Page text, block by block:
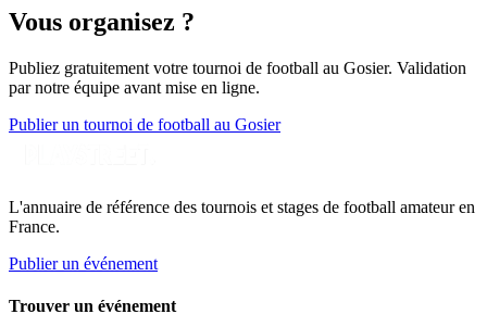
Vous organisez ?
Publiez gratuitement votre tournoi de football au Gosier. Validation
par notre équipe avant mise en ligne.
Publier un tournoi de football au Gosier
L'annuaire de référence des tournois et stages de football amateur en
France.
Publier un événement
Trouver un événement